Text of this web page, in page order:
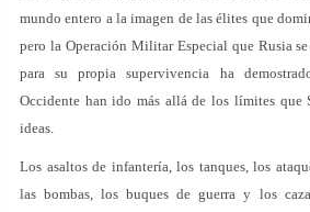
mundo entero a la imagen de las élites que
pero la Operación Militar Especial que Rusia
para su propia supervivencia ha
Occidente han ido más allá de los límites que
ideas.
Los asaltos de infantería, los tanques, los
las bombas, los buques de guerra y los